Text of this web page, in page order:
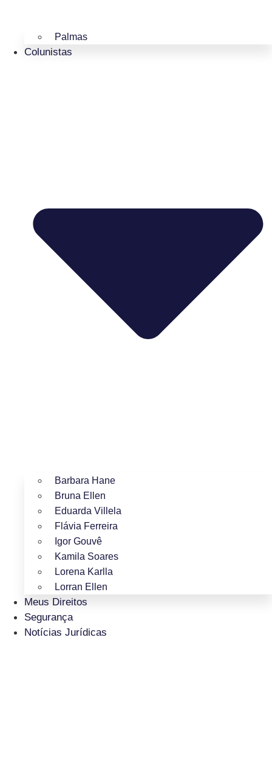
Palmas
Colunistas
Barbara Hane
Bruna Ellen
Eduarda Villela
Flávia Ferreira
Igor Gouvê
Kamila Soares
Lorena Karlla
Lorran Ellen
Meus Direitos
Segurança
Notícias Jurídicas